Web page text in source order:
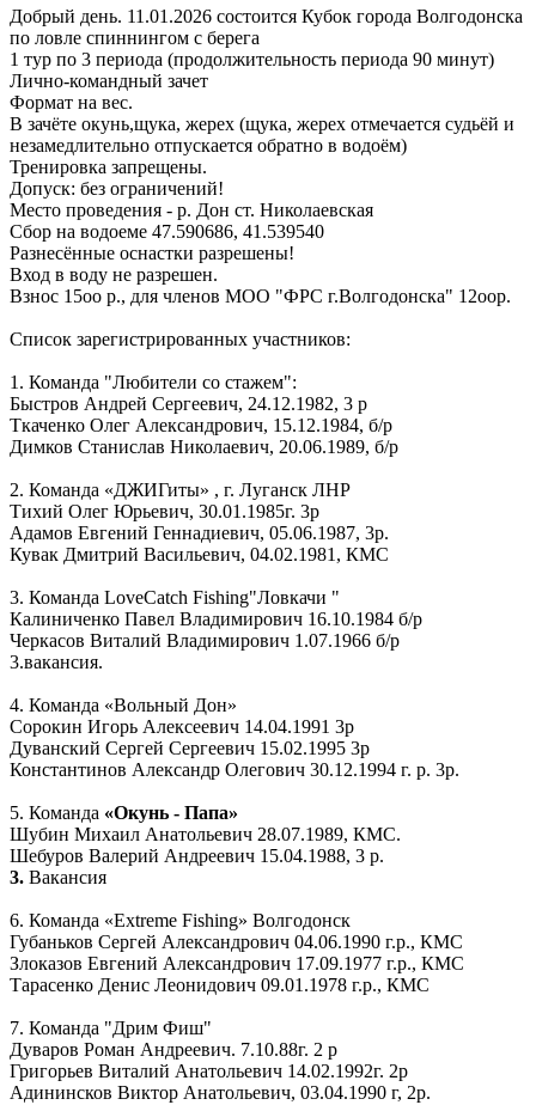
Добрый день. 11.01.2026 состоится Кубок города Волгодонска
по ловле спиннингом с берега
1 тур по 3 периода (продолжительность периода 90 минут)
Лично-командный зачет
Формат на вес.
В зачёте окунь,щука, жерех (щука, жерех отмечается судьёй и
незамедлительно отпускается обратно в водоём)
Тренировка запрещены.
Допуск: без ограничений!
Место проведения - р. Дон ст. Николаевская
Сбор на водоеме 47.590686, 41.539540
Разнесённые оснастки разрешены!
Вход в воду не разрешен.
Взнос 15оо р., для членов МОО "ФРС г.Волгодонска" 12оор.
Список зарегистрированных участников:
1. Команда "Любители со стажем":
Быстров Андрей Сергеевич, 24.12.1982, 3 р
Ткаченко Олег Александрович, 15.12.1984, б/р
Димков Станислав Николаевич, 20.06.1989, б/р
2. Команда «ДЖИГиты» , г. Луганск ЛНР
Тихий Олег Юрьевич, 30.01.1985г. 3р
Адамов Евгений Геннадиевич, 05.06.1987, 3р.
Кувак Дмитрий Васильевич, 04.02.1981, КМС
3. Команда LoveCatch Fishing"Ловкачи "
Калиниченко Павел Владимирович 16.10.1984 б/р
Черкасов Виталий Владимирович 1.07.1966 б/р
3.вакансия.
4. Команда «Вольный Дон»
Сорокин Игорь Алексеевич 14.04.1991 3р
Дуванский Сергей Сергеевич 15.02.1995 3р
Константинов Александр Олегович 30.12.1994 г. р. 3р.
5. Команда «Окунь - Папа»
Шубин Михаил Анатольевич 28.07.1989, КМС.
Шебуров Валерий Андреевич 15.04.1988, 3 р.
3. Вакансия
6. Команда «Extreme Fishing» Волгодонск
Губаньков Сергей Александрович 04.06.1990 г.р., КМС
Злоказов Евгений Александрович 17.09.1977 г.р., КМС
Тарасенко Денис Леонидович 09.01.1978 г.р., КМС
7. Команда "Дрим Фиш"
Дуваров Роман Андреевич. 7.10.88г. 2 р
Григорьев Виталий Анатольевич 14.02.1992г. 2р
Адининсков Виктор Анатольевич, 03.04.1990 г, 2р.